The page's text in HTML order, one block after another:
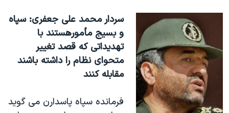
سردار محمد علی جعفری: سپاه
و بسيج مأمورهستند با
تهديداتی که قصد تغيير
متحوای نظام را داشته باشند
مقابله کنند
فرمانده سپاه پاسدارن می گويد